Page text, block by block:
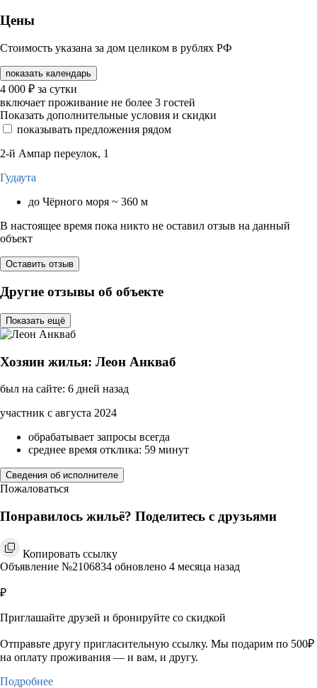
Цены
Стоимость указана за дом целиком в рублях РФ
показать календарь
4 000 ₽ за сутки
включает проживание не более 3 гостей
Показать дополнительные условия и скидки
показывать предложения рядом
2-й Ампар переулок, 1
Гудаута
до Чёрного моря ~ 360 м
В настоящее время пока никто не оставил отзыв на данный
объект
Оставить отзыв
Другие отзывы об объекте
Показать ещё
Хозяин жилья: Леон Анкваб
был на сайте: 6 дней назад
участник с августа 2024
обрабатывает запросы всегда
среднее время отклика: 59 минут
Сведения об исполнителе
Пожаловаться
Понравилось жильё? Поделитесь с друзьями
Копировать ссылку
Объявление №2106834 обновлено 4 месяца назад
₽
Приглашайте друзей и бронируйте со скидкой
Отправьте другу пригласительную ссылку. Мы подарим по 500₽
на оплату проживания — и вам, и другу.
Подробнее